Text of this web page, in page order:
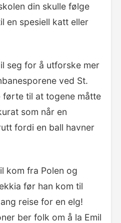
din skulle følge
en spesiell katt eller
seg for å utforske mer
ved St.
førte til at togene måtte
som når en
fordi en ball havner
kom fra Polen og
før han kom til
reise for en elg!
ber folk om å la Emil